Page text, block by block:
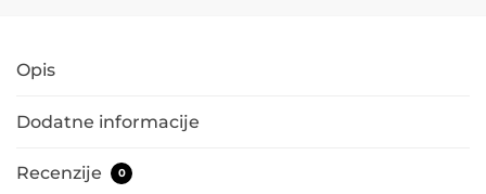
Opis
Dodatne informacije
Recenzije 0